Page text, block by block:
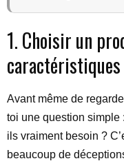
1. Choisir un
caractéristiques
Avant même de
toi une question simple
ils vraiment besoin ?
beaucoup de